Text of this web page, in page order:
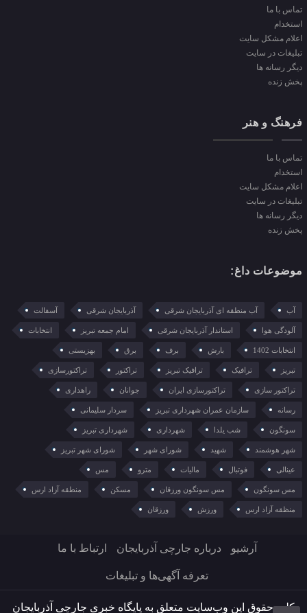
تماس با ما
استخدام
اعلام مشکل سایت
تبلیغات در سایت
دیگر رسانه ها
پخش زنده
فرهنگ و هنر
تماس با ما
استخدام
اعلام مشکل سایت
تبلیغات در سایت
دیگر رسانه ها
پخش زنده
موضوعات داغ:
آب آب منطقه ای آذربایجان شرقی آذربایجان شرقی آسفالت
آلودگی هوا استاندار آذربایجان شرقی امام جمعه تبریز انتخابات
انتخابات 1402 بارش برف برق بهزیستی
تبریز ترافیک ترافیک تبریز تراکتور تراکتورسازی
تراکتور سازی تراکتورسازی ایران جوانان راهداری
رسانه سازمان عمران شهرداری تبریز سردار سلیمانی
سونگون شب یلدا شهرداری شهرداری تبریز
شهر هوشمند شهید شورای شهر شورای شهر تبریز
عینالی فوتبال مالیات مترو مس
مس سونگون مس سونگون ورزقان مسکن منطقه آزاد ارس
منظقه آزاد ارس ورزش ورزقان
آرشیو درباره جارچی آذربایجان ارتباط با ما
تعرفه آگهی‌ها و تبلیغات
کلیه حقوق این وب‌سایت متعلق به پایگاه خبری جارچی آذربایجان